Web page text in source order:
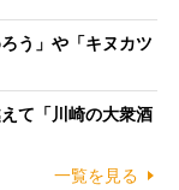
う」や「キヌカツ
て「川崎の大衆酒
一覧を見る